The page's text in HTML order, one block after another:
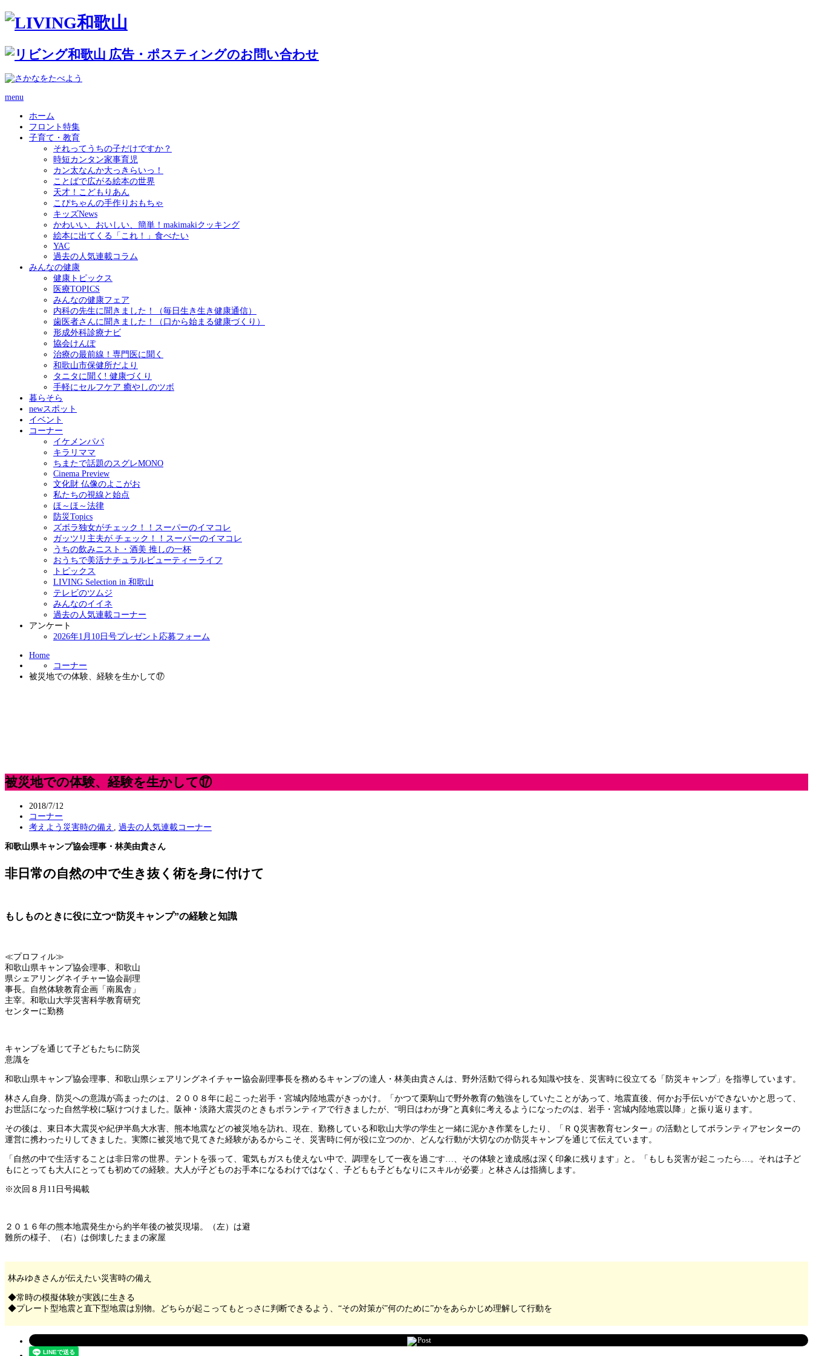
menu
ホーム
フロント特集
子育て・教育
それってうちの子だけですか？
時短カンタン家事育児
カン太なんか大っきらいっ！
ことばで広がる絵本の世界
天才！こどもりあん
こぴちゃんの手作りおもちゃ
キッズNews
かわいい、おいしい、簡単！makimakiクッキング
絵本に出てくる「これ！」食べたい
YAC
過去の人気連載コラム
みんなの健康
健康トピックス
医療TOPICS
みんなの健康フェア
内科の先生に聞きました！（毎日生き生き健康通信）
歯医者さんに聞きました！（口から始まる健康づくり）
形成外科診療ナビ
協会けんぽ
治療の最前線！専門医に聞く
和歌山市保健所だより
タニタに聞く! 健康づくり
手軽にセルフケア 癒やしのツボ
暮らそら
newスポット
イベント
コーナー
イケメンパパ
キラリママ
ちまたで話題のスグレMONO
Cinema Preview
文化財 仏像のよこがお
私たちの視線と始点
ほ～ほ～法律
防災Topics
ズボラ独女がチェック！！スーパーのイマコレ
ガッツリ主夫が チェック！！スーパーのイマコレ
うちの飲みニスト・酒美 推しの一杯
おうちで美活ナチュラルビューティーライフ
トピックス
LIVING Selection in 和歌山
テレビのツムジ
みんなのイイネ
過去の人気連載コーナー
アンケート
2026年1月10日号プレゼント応募フォーム
Home
コーナー
被災地での体験、経験を生かして⑰
被災地での体験、経験を生かして⑰
2018/7/12
コーナー
考えよう災害時の備え
過去の人気連載コーナー
和歌山県キャンプ協会理事・林美由貴さん
非日常の自然の中で生き抜く術を身に付けて
もしものときに役に立つ“防災キャンプ”の経験と知識
≪プロフィル≫
和歌山県キャンプ協会理事、和歌山
県シェアリングネイチャー協会副理
事長。自然体験教育企画「南風舎」
主宰。和歌山大学災害科学教育研究
センターに勤務
キャンプを通じて子どもたちに防災
意識を
和歌山県キャンプ協会理事、和歌山県シェアリングネイチャー協会副理事長を務めるキャンプの達人・林美由貴さんは、野外活動で得られる知識や技を、災害時に役立てる「防災キャンプ」を指導しています。
林さん自身、防災への意識が高まったのは、２００８年に起こった岩手・宮城内陸地震がきっかけ。「かつて栗駒山で野外教育の勉強をしていたことがあって、地震直後、何かお手伝いができないかと思って、
お世話になった自然学校に駆けつけました。阪神・淡路大震災のときもボランティアで行きましたが、“明日はわが身”と真剣に考えるようになったのは、岩手・宮城内陸地震以降」と振り返ります。
その後は、東日本大震災や紀伊半島大水害、熊本地震などの被災地を訪れ、現在、勤務している和歌山大学の学生と一緒に泥かき作業をしたり、「ＲＱ災害教育センター」の活動としてボランティアセンターの
運営に携わったりしてきました。実際に被災地で見てきた経験があるからこそ、災害時に何が役に立つのか、どんな行動が大切なのか防災キャンプを通じて伝えています。
「自然の中で生活することは非日常の世界。テントを張って、電気もガスも使えない中で、調理をして一夜を過ごす…、その体験と達成感は深く印象に残ります」と。「もしも災害が起こったら…。それは子ど
もにとっても大人にとっても初めての経験。大人が子どものお手本になるわけではなく、子どもも子どもなりにスキルが必要」と林さんは指摘します。
※次回８月11日号掲載
２０１６年の熊本地震発生から約半年後の被災現場。（左）は避
難所の様子、（右）は倒壊したままの家屋
林みゆきさんが伝えたい災害時の備え
◆常時の模擬体験が実践に生きる
◆プレート型地震と直下型地震は別物。どちらが起こってもとっさに判断できるよう、“その対策が”何のために”かをあらかじめ理解して行動を
Post